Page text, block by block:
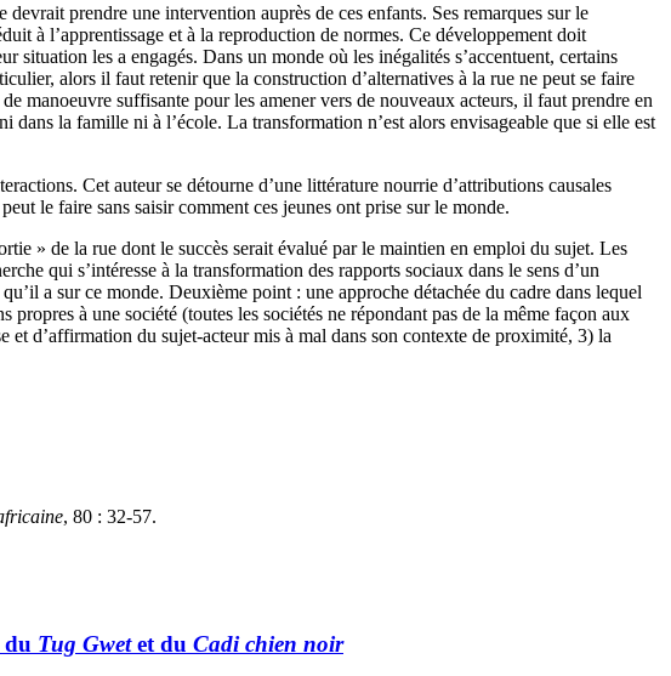
prendre une intervention auprès de ces enfants. Ses remarques sur le
à l’apprentissage et à la reproduction de normes. Ce développement doit
les a engagés. Dans un monde où les inégalités s’accentuent, certains
alors il faut retenir que la construction d’alternatives à la rue ne peut se faire
manoeuvre suffisante pour les amener vers de nouveaux acteurs, il faut prendre en
dans la famille ni à l’école. La transformation n’est alors envisageable que si elle est
Cet auteur se détourne d’une littérature nourrie d’attributions causales
le faire sans saisir comment ces jeunes ont prise sur le monde.
» de la rue dont le succès serait évalué par le maintien en emploi du sujet. Les
qui s’intéresse à la transformation des rapports sociaux dans le sens d’un
a sur ce monde. Deuxième point : une approche détachée du cadre dans lequel
à une société (toutes les sociétés ne répondant pas de la même façon aux
d’affirmation du sujet-acteur mis à mal dans son contexte de proximité, 3) la
, 80 : 32-57.
du Tug Gwetet du Cadi chien noir